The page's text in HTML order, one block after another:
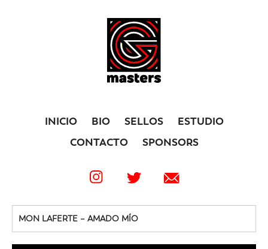
INICIO BIO SELLOS
ESTUDIO
CONTACTO
SPONSORS
MON LAFERTE – AMADO MÍO